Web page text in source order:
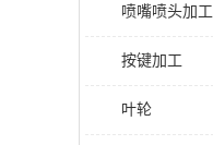
喷嘴喷头加工
按键加工
叶轮